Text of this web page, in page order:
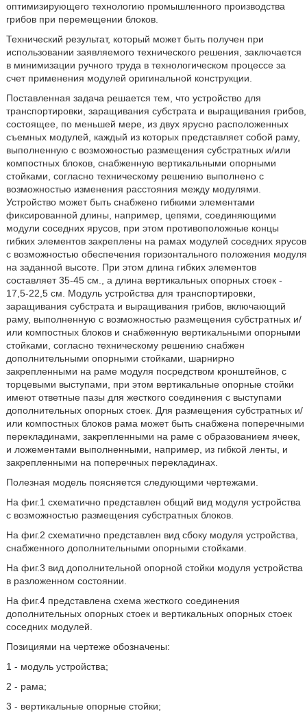
оптимизирующего технологию промышленного производства
грибов при перемещении блоков.
Технический результат, который может быть получен при
использовании заявляемого технического решения, заключается
в минимизации ручного труда в технологическом процессе за
счет применения модулей оригинальной конструкции.
Поставленная задача решается тем, что устройство для
транспортировки, заращивания субстрата и выращивания грибов,
состоящее, по меньшей мере, из двух ярусно расположенных
съемных модулей, каждый из которых представляет собой раму,
выполненную с возможностью размещения субстратных и/или
компостных блоков, снабженную вертикальными опорными
стойками, согласно техническому решению выполнено с
возможностью изменения расстояния между модулями.
Устройство может быть снабжено гибкими элементами
фиксированной длины, например, цепями, соединяющими
модули соседних ярусов, при этом противоположные концы
гибких элементов закреплены на рамах модулей соседних ярусов
с возможностью обеспечения горизонтального положения модуля
на заданной высоте. При этом длина гибких элементов
составляет 35-45 см., а длина вертикальных опорных стоек -
17,5-22,5 см. Модуль устройства для транспортировки,
заращивания субстрата и выращивания грибов, включающий
раму, выполненную с возможностью размещения субстратных и/
или компостных блоков и снабженную вертикальными опорными
стойками, согласно техническому решению снабжен
дополнительными опорными стойками, шарнирно
закрепленными на раме модуля посредством кронштейнов, с
торцевыми выступами, при этом вертикальные опорные стойки
имеют ответные пазы для жесткого соединения с выступами
дополнительных опорных стоек. Для размещения субстратных и/
или компостных блоков рама может быть снабжена поперечными
перекладинами, закрепленными на раме с образованием ячеек,
и ложементами выполненными, например, из гибкой ленты, и
закрепленными на поперечных перекладинах.
Полезная модель поясняется следующими чертежами.
На фиг.1 схематично представлен общий вид модуля устройства
с возможностью размещения субстратных блоков.
На фиг.2 схематично представлен вид сбоку модуля устройства,
снабженного дополнительными опорными стойками.
На фиг.3 вид дополнительной опорной стойки модуля устройства
в разложенном состоянии.
На фиг.4 представлена схема жесткого соединения
дополнительных опорных стоек и вертикальных опорных стоек
соседних модулей.
Позициями на чертеже обозначены:
1 - модуль устройства;
2 - рама;
3 - вертикальные опорные стойки;